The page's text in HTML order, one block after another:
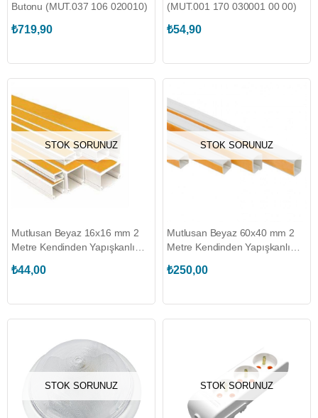
Butonu (MUT.037 106 020010)
₺719,90
(MUT.001 170 030001 00 00)
₺54,90
STOK SORUNUZ
Mutlusan Beyaz 16x16 mm 2
Metre Kendinden Yapışkanlı
016016 20 00)
₺44,00
STOK SORUNUZ
Mutlusan Beyaz 60x40 mm 2
Metre Kendinden Yapışkanlı
060040 20 00)
₺250,00
STOK SORUNUZ STOK SORUNUZ